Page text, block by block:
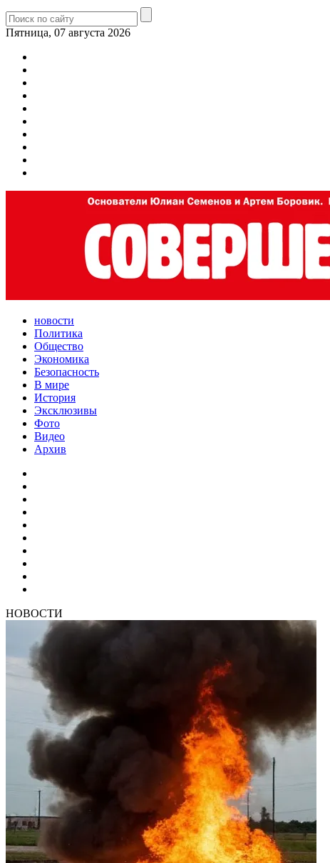
Пятница, 07 августа 2026
новости
Политика
Общество
Экономика
Безопасность
В мире
История
Эксклюзивы
Фото
Видео
Архив
НОВОСТИ